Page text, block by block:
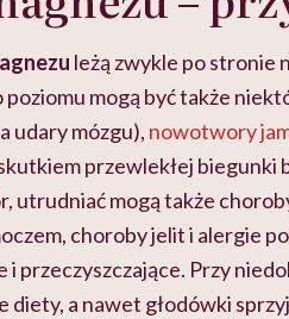
leżą zwykle po stronie
mogą być także
udary mózgu), nowotwory
przewlekłej biegunki
utrudniać mogą także
choroby jelit i alergie
i przeczyszczające. Przy
diety, a nawet głodówki